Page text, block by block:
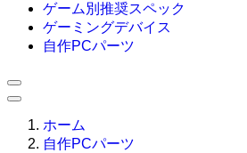
ゲーム別推奨スペック
ゲーミングデバイス
自作PCパーツ
ホーム
自作PCパーツ